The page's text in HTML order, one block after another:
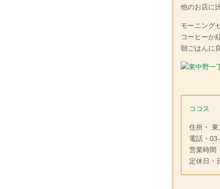
他のお店に
モーニング
コーヒーか
朝ごはんに
ココス
住所・
電話・
営業時間
定休日・